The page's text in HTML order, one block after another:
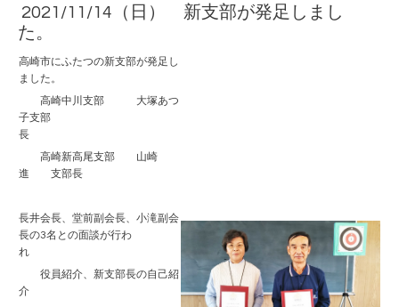
2021/11/14（日） 新支部が発足しまし
た。
高崎市にふたつの新支部が発足し
ました。
高崎中川支部 大塚あつ
子支部
長
高崎新高尾支部 山崎
進 支部長
長井会長、堂前副会長、小滝副会
長の3名との面談が行わ
れ
役員紹介、新支部長の自己紹
介